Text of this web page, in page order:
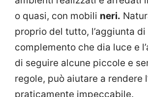
o quasi, con mobili neri.
proprio del tutto, l’aggiunta
complemento che dia luce e
di seguire alcune piccole e
regole, può aiutare a rendere
praticamente impeccabile.